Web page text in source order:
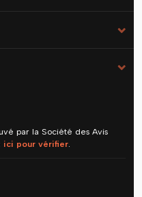
par la Société des Avis
ici pour vérifier.